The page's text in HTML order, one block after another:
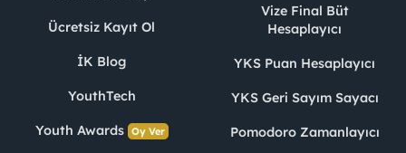
Ücretsiz Kayıt Ol
İK Blog
YouthTech
Youth Awards Oy Ver
Vize Final Büt
Hesaplayıcı
YKS Puan Hesaplayıcı
YKS Geri Sayım Sayacı
Pomodoro Zamanlayıcı